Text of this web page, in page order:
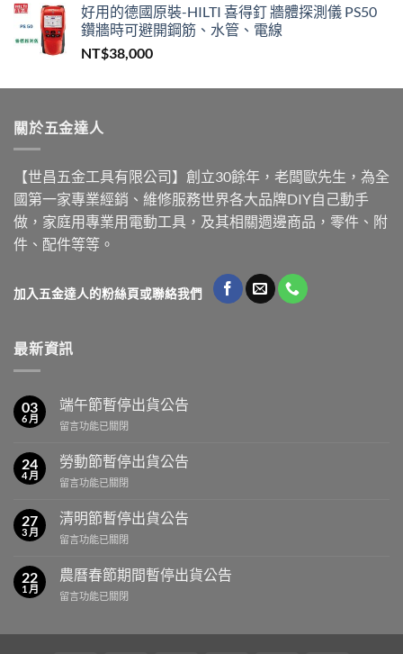
好用的德國原裝-HILTI 喜得釘 牆體探測儀 PS50
鑽牆時可避開鋼筋、水管、電線
NT$38,000
關於五金達人
【世昌五金工具有限公司】創立30餘年，老闆歐先生，為全
國第一家專業經銷、維修服務世界各大品牌DIY自己動手
做，家庭用專業用電動工具，及其相關週邊商品，零件、附
件、配件等等。
加入五金達人的粉絲頁或聯絡我們
最新資訊
03
6 月
端午節暫停出貨公告
在
午
節
暫
出
貨
公
中
留言功能已關閉
24
4 月
勞動節暫停出貨公告
在
動
節
暫
出
貨
公
中
留言功能已關閉
27
3 月
清明節暫停出貨公告
在
明
節
暫
留言功能已關閉
22
1 月
農曆春節期間暫停出貨公告
在
留言功能已關閉